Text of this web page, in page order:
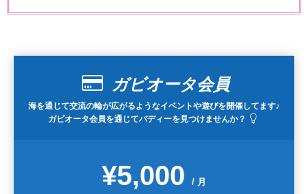
ガビオータ会員
海を通じて交流の輪が広がるようなイベントや遊びを開催してます♪
ガビオータ会員を通じてバディーを見つけませんか？
¥5,000 / 月